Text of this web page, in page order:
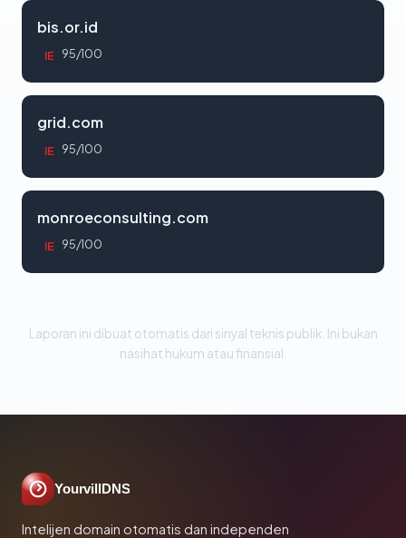
bis.or.id
IE 95/100
grid.com
IE 95/100
monroeconsulting.com
IE 95/100
Laporan ini dibuat otomatis dari sinyal teknis publik. Ini bukan
nasihat hukum atau finansial.
YourvillDNS
Intelijen domain otomatis dan independen